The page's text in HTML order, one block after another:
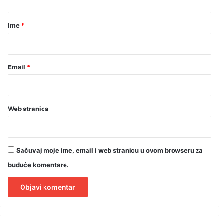
rIme *
Email *
Web stranica
Sačuvaj moje ime, email i web stranicu u ovom browseru za
buduće komentare.